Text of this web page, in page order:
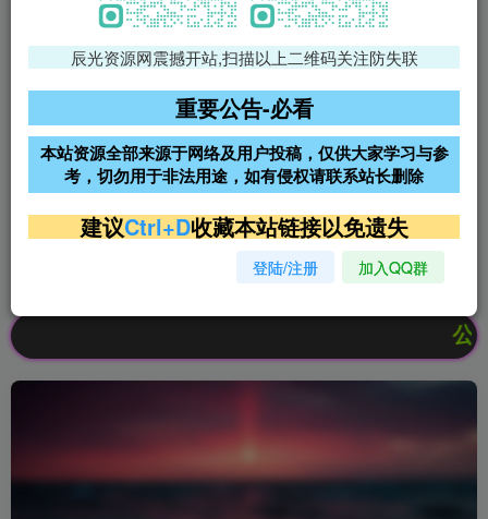
免费领支付宝红包
腾讯轻量4核4G3M服务器38元/
阿里云2核2G200M服务器68元/
年
雨云高防免备案服务器
超低价文字广告位招租 超低价文字广告位招租
超低价文字广告位招租
公告：
辰光资源网震撼开站,扫描以上二维码关注防失联
重要公告-必看
本站资源全部来源于网络及用户投稿，仅供大家学习与参
考，切勿用于非法用途，如有侵权请联系站长删除
建议Ctrl+D收藏本站链接以免遗失
登陆/注册 加入QQ群